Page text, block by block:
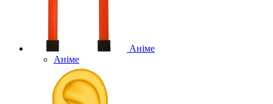
Аніме
Аніме